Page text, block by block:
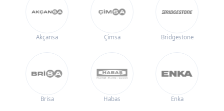
Akçansa Çimsa Bridgestone
Brisa Habas Enka